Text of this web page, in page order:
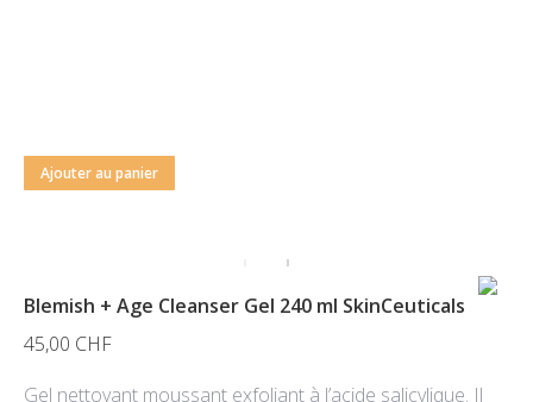
Ajouter au panier
Blemish + Age Cleanser Gel 240 ml SkinCeuticals
45,00 CHF
Gel nettoyant moussant exfoliant à l’acide salicylique. Il